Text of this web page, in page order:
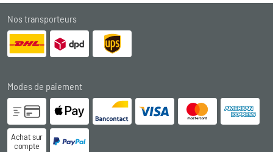
Nos transporteurs
Modes de paiement
Achat sur
compte